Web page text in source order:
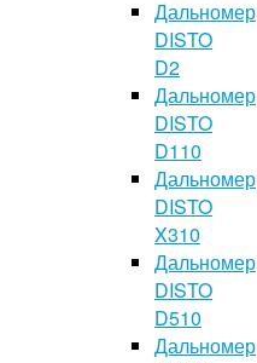
Дальномер
DISTO
D2
Дальномер
DISTO
D110
Дальномер
DISTO
X310
Дальномер
DISTO
D510
Дальномер